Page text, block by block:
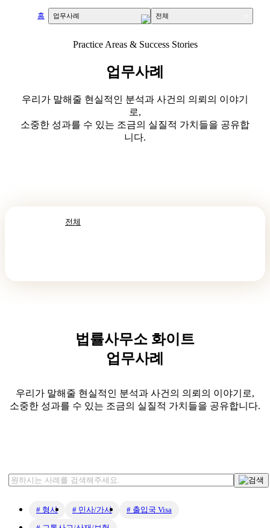
홈 업무사례 전체
Practice Areas & Success Stories
업무사례
우리가 말해줄 현실적인 분석과 사건의 의뢰의 이야기
로,
소중한 성과를 수 있는 조금의 실질적 가치들을 공유합
니다.
전체
법률사무소 화이트
업무사례
우리가 말해줄 현실적인 분석과 사건의 의뢰의 이야기로,
소중한 성과를 수 있는 조금의 실질적 가치들을 공유합니다.
# 형사 # 민사/가사
# 출입국 Visa